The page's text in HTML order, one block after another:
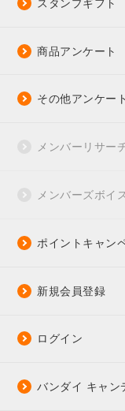
スタンプギフト
商品アンケート
その他アンケート
メンバーリサー
メンバーズボイス
ポイントキャン
新規会員登録
ログイン
バンダイ キャン